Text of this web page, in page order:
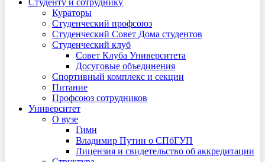
Студенту и сотруднику
Кураторы
Студенческий профсоюз
Студенческий Совет Дома студентов
Студенческий клуб
Совет Клуба Университета
Досуговые объединения
Спортивный комплекс и секции
Питание
Профсоюз сотрудников
Университет
О вузе
Гимн
Владимир Путин о СПбГУП
Лицензия и свидетельство об аккредитации